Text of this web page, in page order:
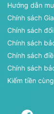
Hướng dẫn
Chính sách
Chính sách
Chính sách
Chính sách
Chính sách
Kiếm tiền